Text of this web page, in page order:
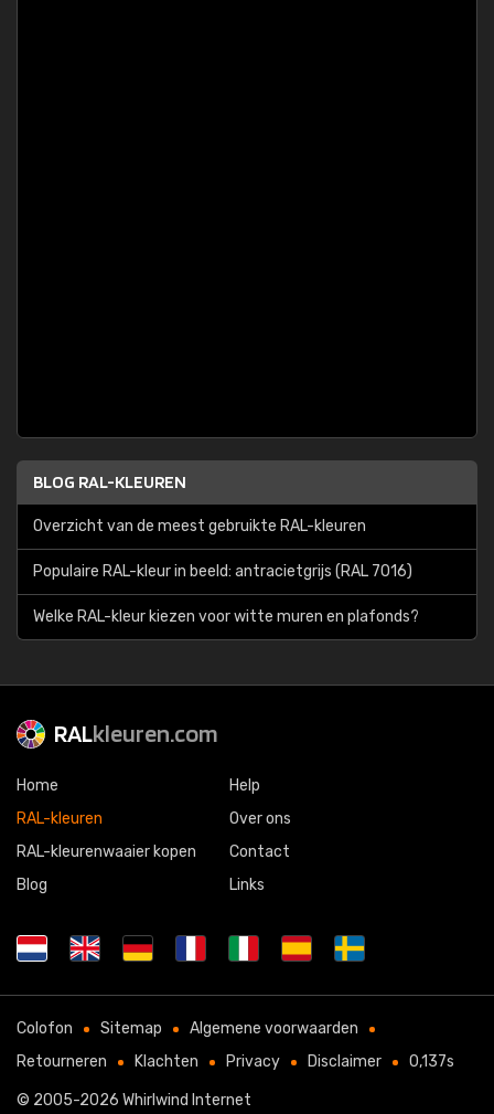
BLOG RAL-KLEUREN
Overzicht van de meest gebruikte RAL-kleuren
Populaire RAL-kleur in beeld: antracietgrijs (RAL 7016)
Welke RAL-kleur kiezen voor witte muren en plafonds?
RALkleuren.com
Home
RAL-kleuren
RAL-kleurenwaaier kopen
Blog
Help
Over ons
Contact
Links
Colofon Sitemap
Algemene voorwaarden
Retourneren
Klachten Privacy Disclaimer 0,137s
© 2005-2026 Whirlwind Internet